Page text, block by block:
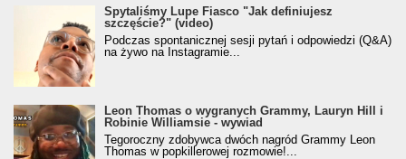
Spytaliśmy Lupe Fiasco "Jak definiujesz
szczęście?" (video)
Podczas spontanicznej sesji pytań i odpowiedzi (Q&A)
na żywo na Instagramie...
Leon Thomas o wygranych Grammy, Lauryn Hill i
Robinie Williamsie - wywiad
Tegoroczny zdobywca dwóch nagród Grammy Leon
Thomas w popkillerowej rozmowie!...